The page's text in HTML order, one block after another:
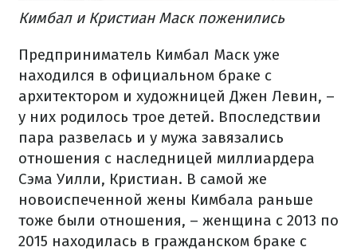
Кимбал и Кристиан Маск поженились
Предприниматель Кимбал Маск уже
находился в официальном браке с
архитектором и художницей Джен Левин, –
у них родилось трое детей. Впоследствии
пара развелась и у мужа завязались
отношения с наследницей миллиардера
Сэма Уилли, Кристиан. В самой же
новоиспеченной жены Кимбала раньше
тоже были отношения, – женщина с 2013 по
2015 находилась в гражданском браке с